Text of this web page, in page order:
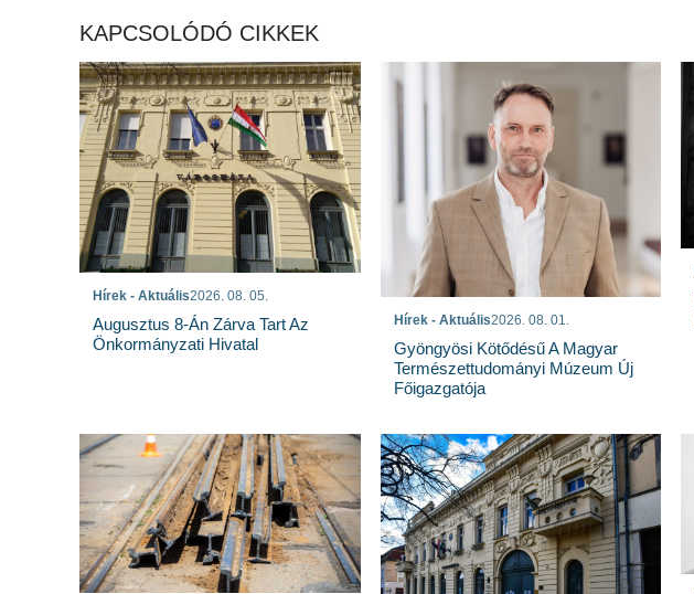
KAPCSOLÓDÓ CIKKEK
Hírek - Aktuális2026. 08. 05.
Augusztus 8-Án Zárva Tart Az
Önkormányzati Hivatal
Hírek - Aktuális2026. 08. 01.
Gyöngyösi Kötődésű A Magyar
Természettudományi Múzeum Új
Főigazgatója